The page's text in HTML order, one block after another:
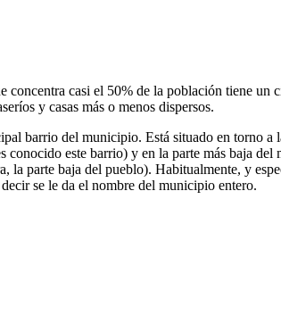
concentra casi el 50% de la población tiene un
y casas más o menos dispersos.
barrio del municipio. Está situado en torno a
conocido este barrio) y en la parte más baja del
la parte baja del pueblo). Habitualmente, y
se le da el nombre del municipio entero.